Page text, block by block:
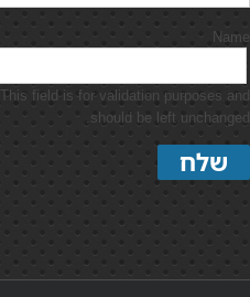
Name
This field is for validation purposes and
should be left unchanged.